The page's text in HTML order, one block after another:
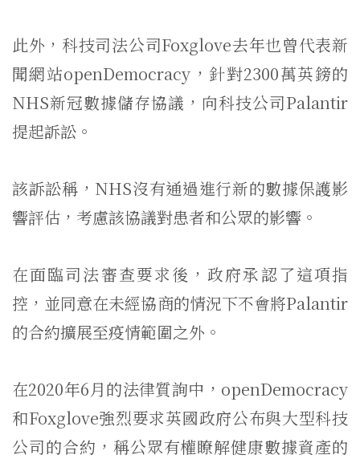
此外，科技司法公司Foxglove去年也曾代表新
聞網站openDemocracy，針對2300萬英鎊的
NHS新冠數據儲存協議，向科技公司Palantir
提起訴訟。
該訴訟稱，NHS沒有通過進行新的數據保護影
響評估，考慮該協議對患者和公眾的影響。
在面臨司法審查要求後，政府承認了這項指
控，並同意在未經協商的情況下不會將Palantir
的合約擴展至疫情範圍之外。
在2020年6月的法律質詢中，openDemocracy
和Foxglove強烈要求英國政府公布與大型科技
公司的合約，稱公眾有權瞭解健康數據資產的